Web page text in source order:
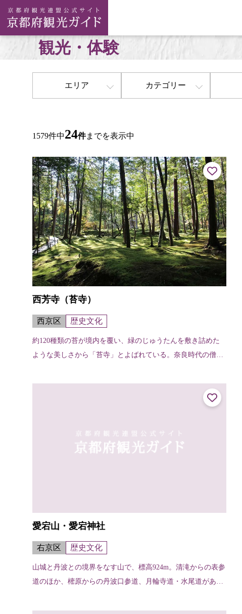
観光・体験
エリア カテゴリー
1579件中24件までを表示中
西芳寺（苔寺）
西京区 歴史文化
約120種類の苔が境内を覆い、緑のじゅうたんを敷き詰めた
ような美しさから「苔寺」とよばれている。奈良時代の僧行
暦応2年（1339）に夢窓...
愛宕山・愛宕神社
右京区 歴史文化
山城と丹波との境界をなす山で、標高924m。清滝からの表参
道のほか、樒原からの丹波口参道、月輪寺道・水尾道がある
頂には愛宕神社があり、古く...